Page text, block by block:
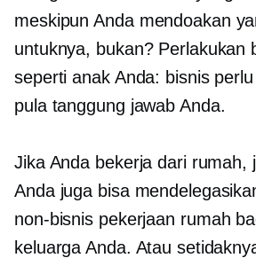
meskipun Anda mendoakan
untuknya, bukan? Perlakukan
seperti anak Anda: bisnis
pula tanggung jawab Anda.
Jika Anda bekerja dari rumah,
Anda juga bisa
non-bisnis pekerjaan rumah
keluarga Anda. Atau